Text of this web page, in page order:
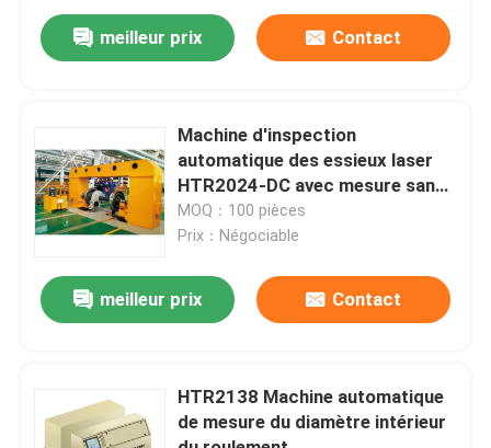
visite de l'usine
Nous contacter
Nouvelles
Les affaires
Pièces de moulage ferroviaires
meilleur prix Contact
Machine d'inspection
automatique des essieux laser
HTR2024-DC avec mesure sans
contact de haute précision et
calibrage automatique
MOQ：100 pièces
Prix：Négociable
meilleur prix Contact
HTR2138 Machine automatique
de mesure du diamètre intérieur